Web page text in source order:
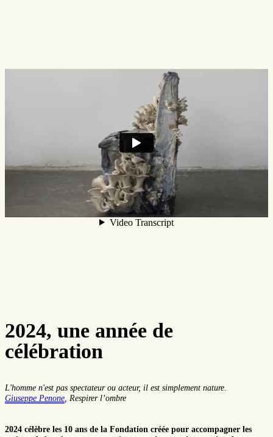
2024, une année de
célébration
L'homme n'est pas spectateur ou acteur, il est simplement nature.
Giuseppe Penone , Respirer l’ombre
2024 célèbre les 10 ans de la Fondation créée pour accompagner les